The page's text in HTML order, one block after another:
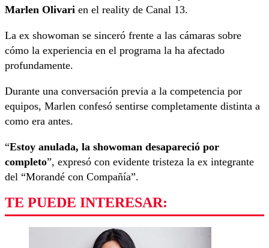
Marlen Olivari en el reality de Canal 13.
La ex showoman se sinceró frente a las cámaras sobre
cómo la experiencia en el programa la ha afectado
profundamente.
Durante una conversación previa a la competencia por
equipos, Marlen confesó sentirse completamente distinta a
como era antes.
“Estoy anulada, la showoman desapareció por
completo”, expresó con evidente tristeza la ex integrante
del “Morandé con Compañía”.
TE PUEDE INTERESAR: